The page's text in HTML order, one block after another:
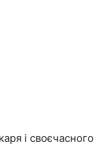
і своєчасного